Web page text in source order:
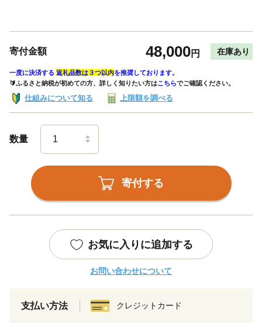
寄付金額 48,000円 在庫あり
一度に決済する 返礼品数は３つ以内を推奨しております。
🔰ふるさと納税が初めての方、詳しく知りたい方はこちらでご確認ください。
仕組みについて知る 上限額を調べる
数量
寄付する
お気に入りに追加する
お問い合わせについて
支払い方法 クレジットカード